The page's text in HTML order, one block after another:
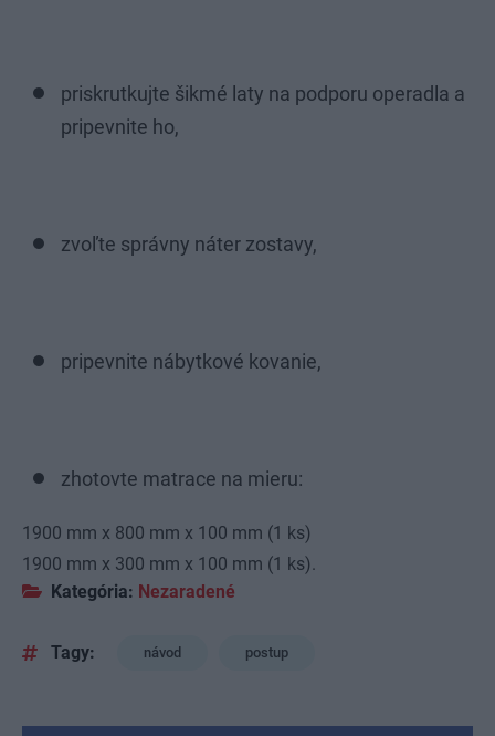
priskrutkujte šikmé laty na podporu operadla a
pripevnite ho,
zvoľte správny náter zostavy,
pripevnite nábytkové kovanie,
zhotovte matrace na mieru:
1900 mm x 800 mm x 100 mm (1 ks)
1900 mm x 300 mm x 100 mm (1 ks).
Kategória: Nezaradené
Tagy: návod postup